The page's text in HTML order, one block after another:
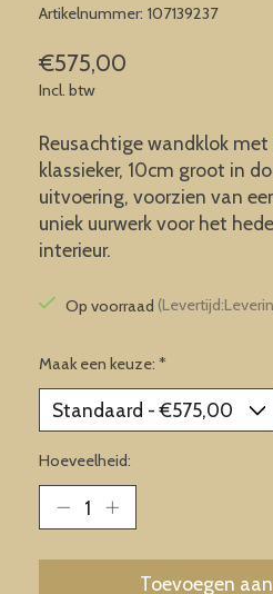
Artikelnummer: 107139237
€575,00
Incl. btw
Reusachtige wandklok
klassieker, 10cm groot in
uitvoering, voorzien van
uniek uurwerk voor het
interieur.
Op voorraad
Maak een keuze: *
Hoeveelheid:
Toevoegen